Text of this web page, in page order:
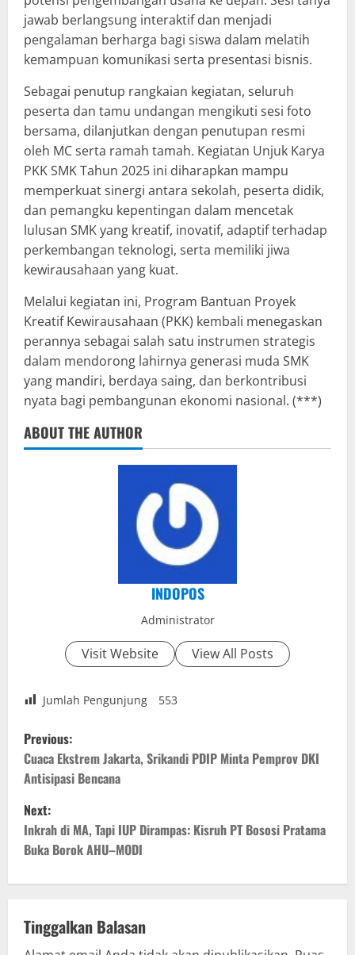
jawab berlangsung interaktif dan menjadi
pengalaman berharga bagi siswa dalam melatih
kemampuan komunikasi serta presentasi bisnis.
Sebagai penutup rangkaian kegiatan, seluruh
peserta dan tamu undangan mengikuti sesi foto
bersama, dilanjutkan dengan penutupan resmi
oleh MC serta ramah tamah. Kegiatan Unjuk Karya
PKK SMK Tahun 2025 ini diharapkan mampu
memperkuat sinergi antara sekolah, peserta didik,
dan pemangku kepentingan dalam mencetak
lulusan SMK yang kreatif, inovatif, adaptif terhadap
perkembangan teknologi, serta memiliki jiwa
kewirausahaan yang kuat.
Melalui kegiatan ini, Program Bantuan Proyek
Kreatif Kewirausahaan (PKK) kembali menegaskan
perannya sebagai salah satu instrumen strategis
dalam mendorong lahirnya generasi muda SMK
yang mandiri, berdaya saing, dan berkontribusi
nyata bagi pembangunan ekonomi nasional. (***)
ABOUT THE AUTHOR
INDOPOS
Administrator
Visit Website View All Posts
Jumlah Pengunjung 553
P
o
s
t
n
v
Previous:
Cuaca Ekstrem Jakarta, Srikandi PDIP Minta Pemprov DKI
Antisipasi Bencana
Next:
Inkrah di MA, Tapi IUP Dirampas: Kisruh PT Bososi Pratama
Buka Borok AHU–MODI
Tinggalkan Balasan